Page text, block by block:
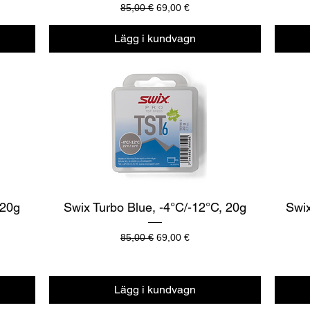
Ordinarie pris
85,00 € Reapris
69,00 €
Lägg i kundvagn
Snabbvisning
Swix Turbo Blue, -4°C/-12°C, 20g
Ordinarie pris
85,00 € Reapris
69,00 €
Lägg i kundvagn